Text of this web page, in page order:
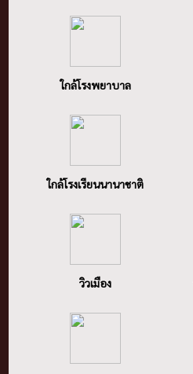
ใกล้โรงพยาบาล
ใกล้โรงเรียนนานาชาติ
วิวเมือง